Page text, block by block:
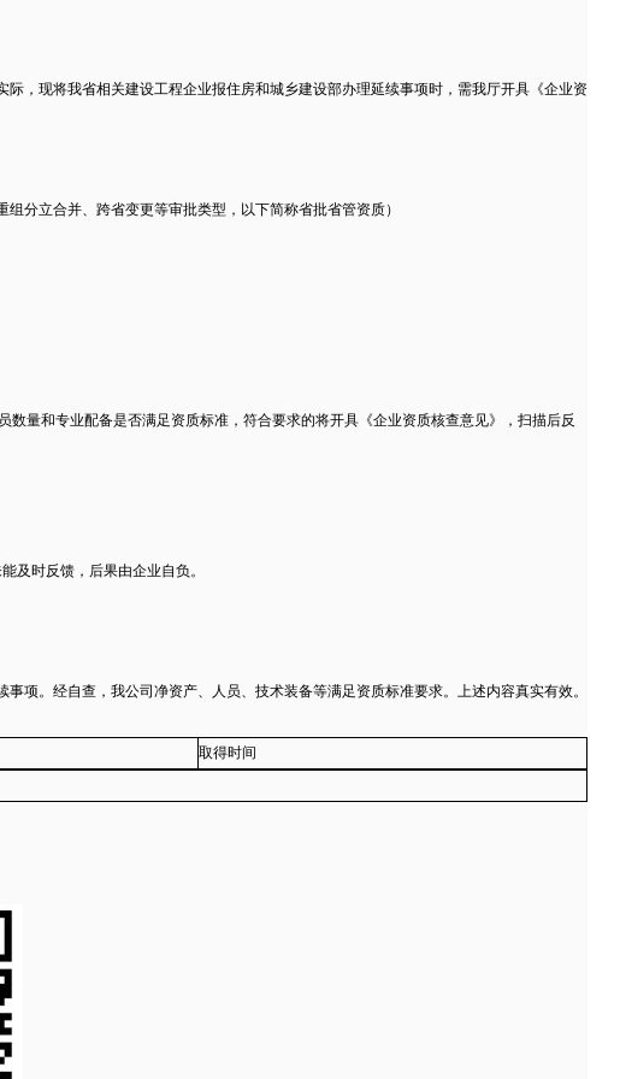
，现将我省相关建设工程企业报住房和城乡建设部办理延续事项时，需我厅开具《企业资
分立合并、跨省变更等审批类型，以下简称省批省管资质）
量和专业配备是否满足资质标准，符合要求的将开具《企业资质核查意见》，扫描后反
及时反馈，后果由企业自负。
。经自查，我公司净资产、人员、技术装备等满足资质标准要求。上述内容真实有效。
取得时间